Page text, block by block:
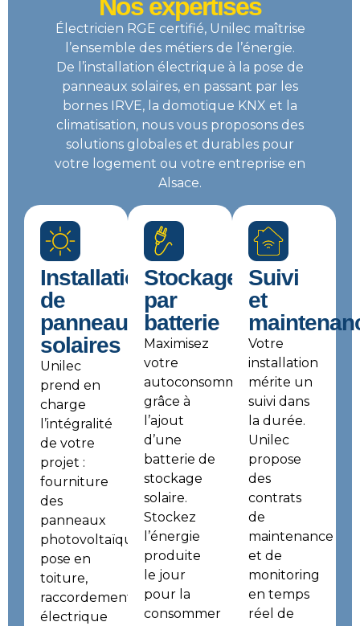
Nos expertises
Électricien RGE certifié, Unilec maîtrise
l’ensemble des métiers de l’énergie.
De l’installation électrique à la pose de
panneaux solaires, en passant par les
bornes IRVE, la domotique KNX et la
climatisation, nous vous proposons des
solutions globales et durables pour
votre logement ou votre entreprise en
Alsace.
Installations
de
panneaux
solaires
Unilec
prend en
charge
l’intégralité
de votre
projet :
fourniture
des
panneaux
photovoltaïques,
pose en
toiture,
raccordement
électrique
Stockage
par
batterie
Maximisez
votre
autoconsommation
grâce à
l’ajout
d’une
batterie de
stockage
solaire.
Stockez
l’énergie
produite
le jour
pour la
consommer
Suivi
et
Votre
installation
mérite un
suivi dans
la durée.
Unilec
propose
des
contrats
de
maintenance
et de
monitoring
en temps
réel de